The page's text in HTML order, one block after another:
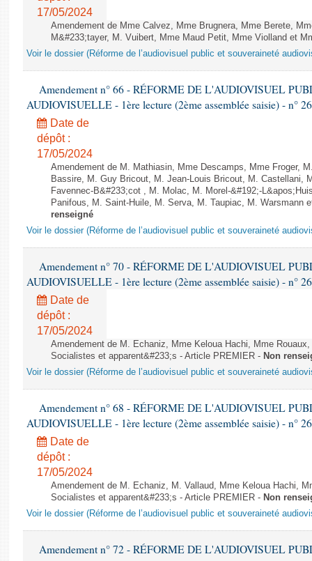
17/05/2024
Amendement de Mme Calvez, Mme Brugnera, Mme Berete,
M&#233;tayer, M. Vuibert, Mme Maud Petit, Mme Violland et
Voir le dossier (Réforme de l’audiovisuel public et souveraineté
Amendement n° 66 - RÉFORME DE L'AUDIOVISUEL
AUDIOVISUELLE - 1ère lecture (2ème assemblée saisie) - n°
Date de
dépôt :
17/05/2024
Amendement de M. Mathiasin, Mme Descamps, Mme Froger,
Bassire, M. Guy Bricout, M. Jean-Louis Bricout, M. Castellani,
Favennec-B&#233;cot , M. Molac, M. Morel-&#192;-
Panifous, M. Saint-Huile, M. Serva, M. Taupiac, M. Warsmann
renseigné
Voir le dossier (Réforme de l’audiovisuel public et souveraineté
Amendement n° 70 - RÉFORME DE L'AUDIOVISUEL
AUDIOVISUELLE - 1ère lecture (2ème assemblée saisie) - n°
Date de
dépôt :
17/05/2024
Amendement de M. Echaniz, Mme Keloua Hachi, Mme
Socialistes et apparent&#233;s - Article PREMIER - Non
Voir le dossier (Réforme de l’audiovisuel public et souveraineté
Amendement n° 68 - RÉFORME DE L'AUDIOVISUEL
AUDIOVISUELLE - 1ère lecture (2ème assemblée saisie) - n°
Date de
dépôt :
17/05/2024
Amendement de M. Echaniz, M. Vallaud, Mme Keloua Hachi,
Socialistes et apparent&#233;s - Article PREMIER - Non
Voir le dossier (Réforme de l’audiovisuel public et souveraineté
Amendement n° 72 - RÉFORME DE L'AUDIOVISUEL